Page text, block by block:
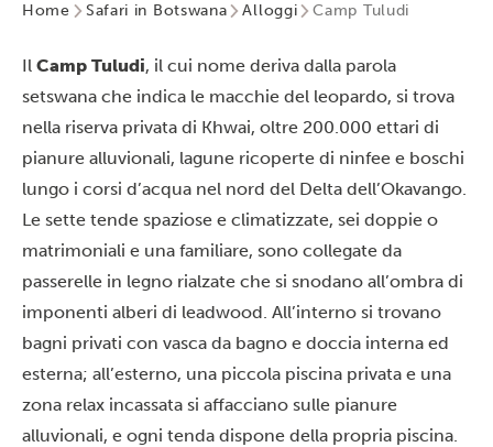
Home Safari in Botswana Alloggi Camp Tuludi
Il Camp Tuludi, il cui nome deriva dalla parola
setswana che indica le macchie del leopardo, si trova
nella riserva privata di Khwai, oltre 200.000 ettari di
pianure alluvionali, lagune ricoperte di ninfee e boschi
lungo i corsi d’acqua nel nord del Delta dell’Okavango.
Le sette tende spaziose e climatizzate, sei doppie o
matrimoniali e una familiare, sono collegate da
passerelle in legno rialzate che si snodano all’ombra di
imponenti alberi di leadwood. All’interno si trovano
bagni privati con vasca da bagno e doccia interna ed
esterna; all’esterno, una piccola piscina privata e una
zona relax incassata si affacciano sulle pianure
alluvionali, e ogni tenda dispone della propria piscina.